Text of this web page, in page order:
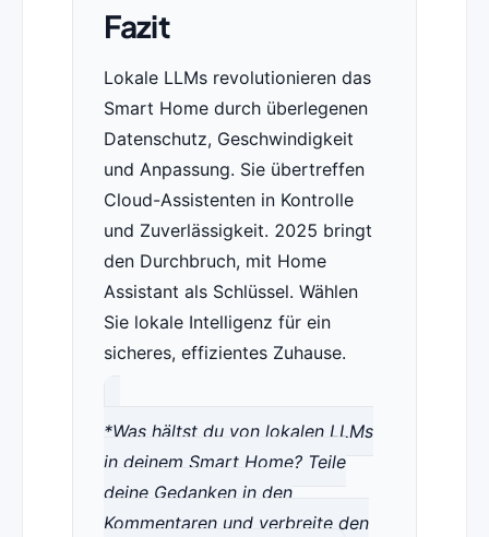
Fazit
Lokale LLMs revolutionieren das
Smart Home durch überlegenen
Datenschutz, Geschwindigkeit
und Anpassung. Sie übertreffen
Cloud-Assistenten in Kontrolle
und Zuverlässigkeit. 2025 bringt
den Durchbruch, mit Home
Assistant als Schlüssel. Wählen
Sie lokale Intelligenz für ein
sicheres, effizientes Zuhause.
*Was hältst du von lokalen LLMs
in deinem Smart Home? Teile
deine Gedanken in den
Kommentaren und verbreite den